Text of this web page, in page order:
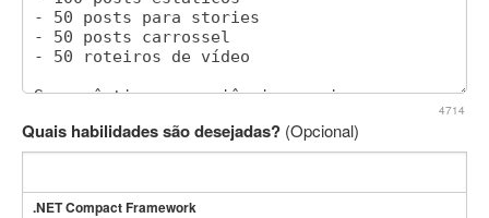
4714
Quais habilidades são desejadas? (Opcional)
.NET Compact Framework